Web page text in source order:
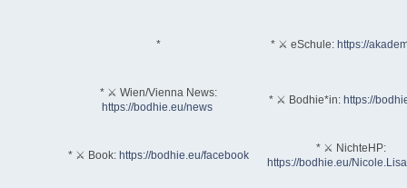
* * ⚔ eSchule: https://
* ⚔ Wien/Vienna News:
https://bodhie.eu/news
* ⚔ Bodhie*in: https://
* ⚔ Book: https://bodhie.eu/facebook
* ⚔ NichteHP:
https://bodhie.eu/